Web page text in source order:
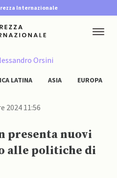
Internazionale
Orsini
LATINA ASIA EUROPA
2024 11:56
presenta nuovi
alle politiche di